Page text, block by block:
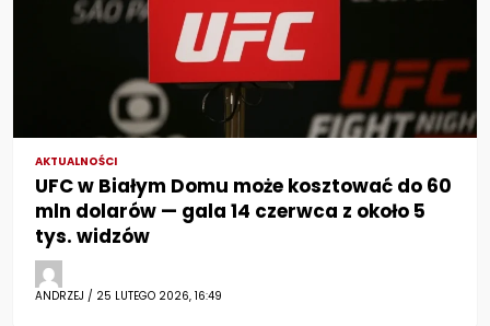
AKTUALNOŚCI
UFC w Białym Domu może kosztować do 60
mln dolarów — gala 14 czerwca z około 5
tys. widzów
ANDRZEJ / 25 LUTEGO 2026, 16:49